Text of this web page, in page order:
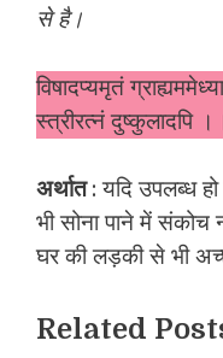
से है।
विषादप्यमृतं
स्त्रीरत्नं दुष्कुलादपि
अर्थात: यदि उपलब्ध
भी सोना पाने में
घर की लड़की से भी
Related